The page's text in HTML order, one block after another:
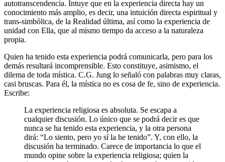
autotranscendencia. Intuye que en la experiencia directa hay un
conocimiento más amplio, es decir, una intuición directa espiritual y
trans-simbólica, de la Realidad última, así como la experiencia de
unidad con Ella, que al mismo tiempo da acceso a la naturaleza
propia.
Quien ha tenido esta experiencia podrá comunicarla, pero para los
demás resultará incomprensible. Esto constituye, asimismo, el
dilema de toda mística. C.G. Jung lo señaló con palabras muy claras,
casi bruscas. Para él, la mística no es cosa de fe, sino de experiencia.
Escribe:
La experiencia religiosa es absoluta. Se escapa a
cualquier discusión. Lo único que se podrá decir es que
nunca se ha tenido esta experiencia, y la otra persona
dirá: “Lo siento, pero yo sí la he tenido”. Y, con ello, la
discusión ha terminado. Carece de importancia lo que el
mundo opine sobre la experiencia religiosa; quien la